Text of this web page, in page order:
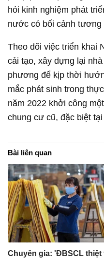
hỏi kinh nghiệm phát
nước có bối cảnh tương
Theo dõi việc triển khai
cải tạo, xây dựng lại
phương để kịp thời
mắc phát sinh trong
năm 2022 khởi công
chung cư cũ, đặc biệt
Bài liên quan
Chuyên gia: 'ĐBSCL thiệt